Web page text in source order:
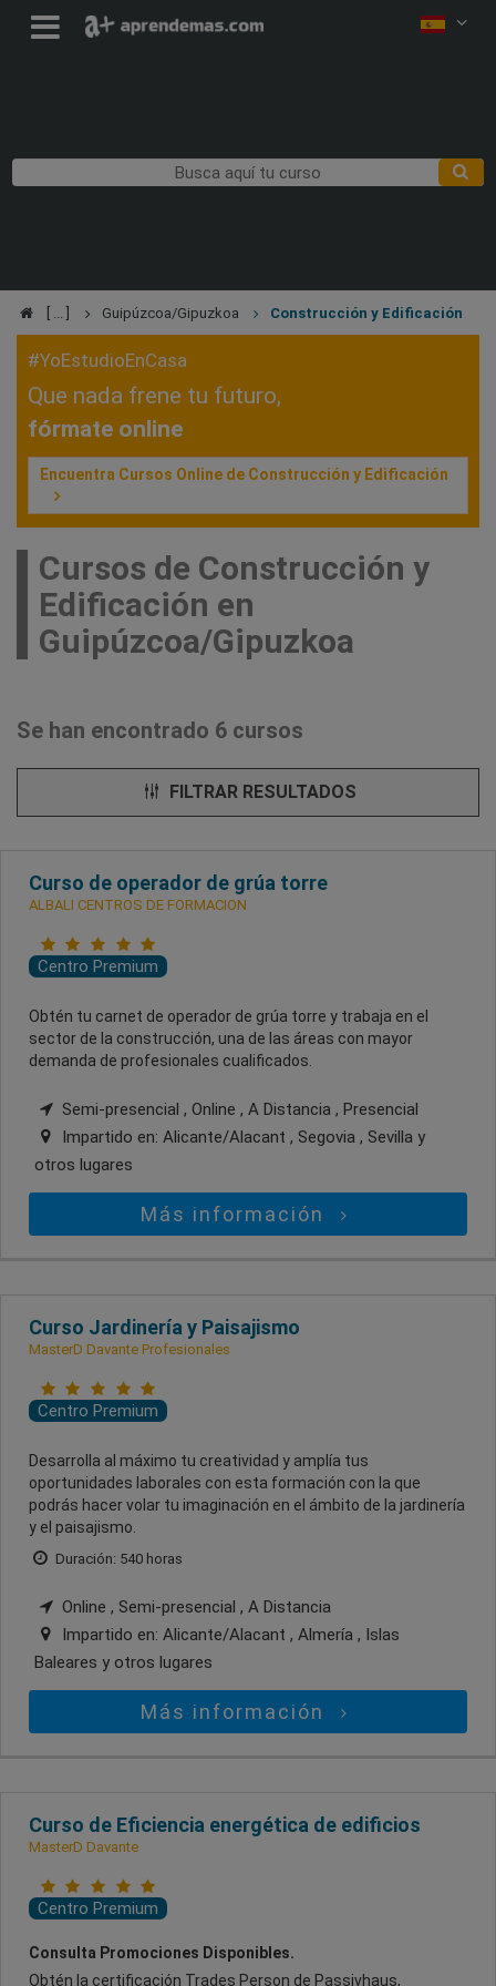
Guipúzcoa/Gipuzkoa Construcción y Edificación
#YoEstudioEnCasa
Que nada frene tu futuro,
fórmate online
Encuentra Cursos Online de Construcción y Edificación
Cursos de Construcción y
Edificación en
Guipúzcoa/Gipuzkoa
Se han encontrado 6 cursos
FILTRAR RESULTADOS
Curso de operador de grúa torre
ALBALI CENTROS DE FORMACION
Centro Premium
Obtén tu carnet de operador de grúa torre y trabaja en el
sector de la construcción, una de las áreas con mayor
demanda de profesionales cualificados.
Semi-presencial , Online , A Distancia , Presencial
Impartido en: Alicante/Alacant , Segovia , Sevilla y
otros lugares
Más información
Curso Jardinería y Paisajismo
MasterD Davante Profesionales
Centro Premium
Desarrolla al máximo tu creatividad y amplía tus
oportunidades laborales con esta formación con la que
podrás hacer volar tu imaginación en el ámbito de la jardinería
y el paisajismo.
Duración: 540 horas
Online , Semi-presencial , A Distancia
Impartido en: Alicante/Alacant , Almería , Islas
Baleares y otros lugares
Más información
Curso de Eficiencia energética de edificios
MasterD Davante
Centro Premium
Consulta Promociones Disponibles.
Obtén la certificación Trades Person de Passivhaus,